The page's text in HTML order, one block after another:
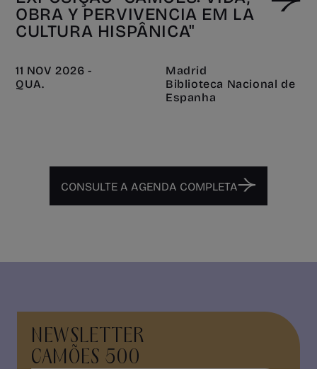
OBRA Y PERVIVENCIA EM LA
CULTURA HISPÂNICA"
11 NOV 2026 -
QUA.
Madrid
Biblioteca Nacional de
Espanha
CONSULTE A AGENDA COMPLETA
NEWSLETTER
CAMÕES 500